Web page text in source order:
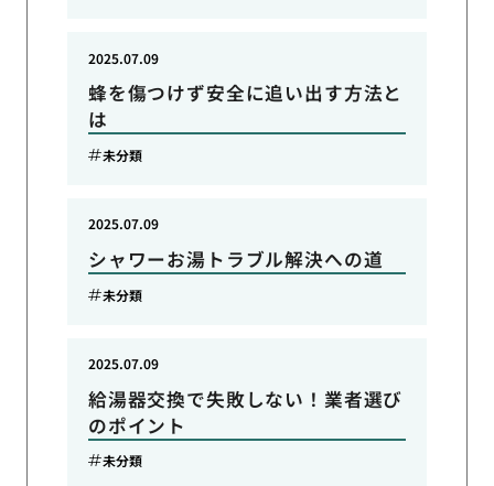
蜂を傷つけず安全に追い出す方法と
は
2025.07.09
未分類
シャワーお湯トラブル解決への道
2025.07.09
未分類
給湯器交換で失敗しない！業者選び
のポイント
2025.07.09
未分類